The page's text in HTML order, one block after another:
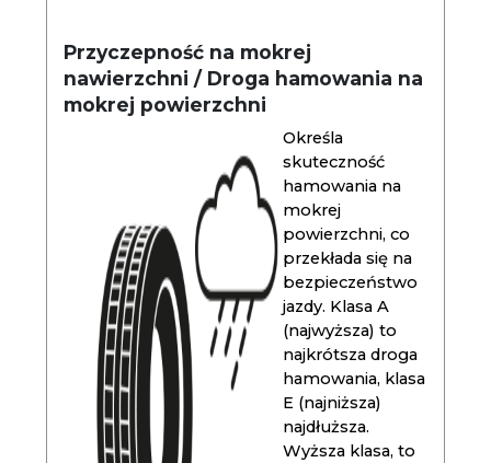
Przyczepność na mokrej
nawierzchni / Droga hamowania na
mokrej powierzchni
Określa
skuteczność
hamowania na
mokrej
powierzchni, co
przekłada się na
bezpieczeństwo
jazdy. Klasa A
(najwyższa) to
najkrótsza droga
hamowania, klasa
E (najniższa)
najdłuższa.
Wyższa klasa, to